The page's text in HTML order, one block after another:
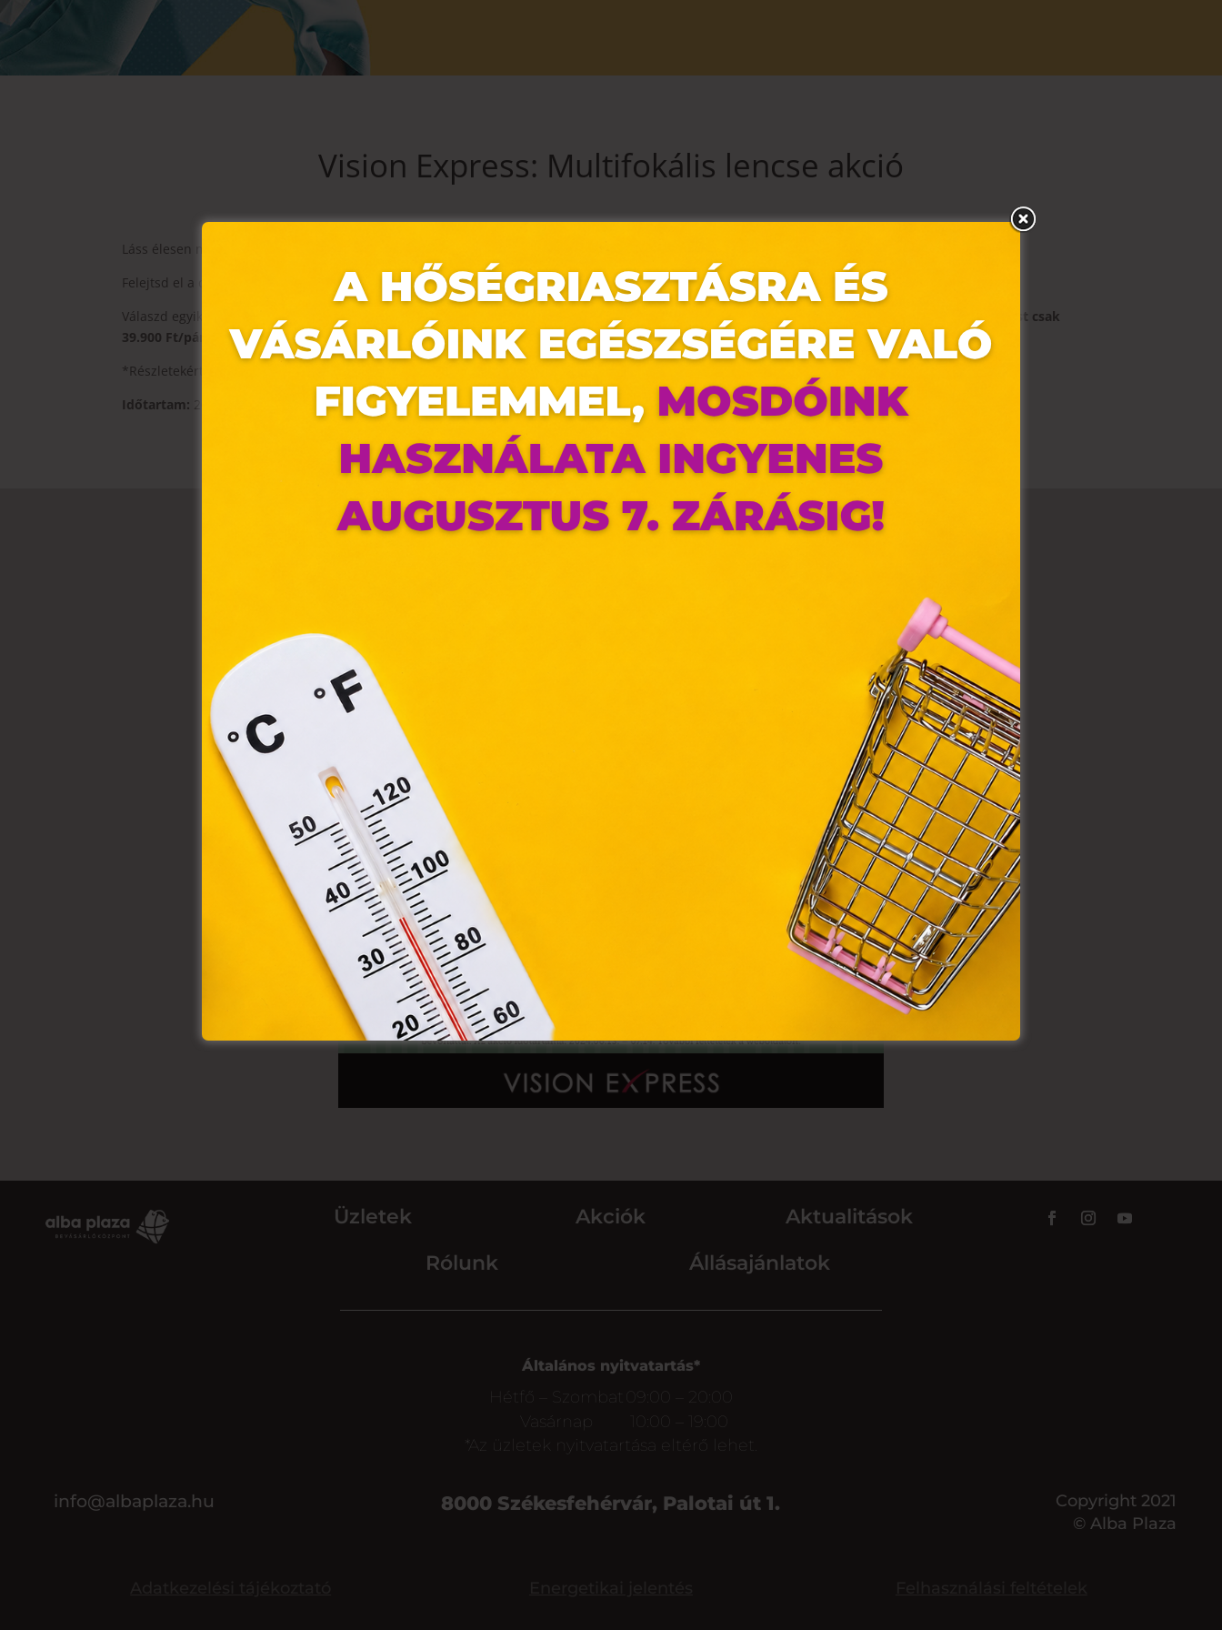
Vision Express: Multifokális lencse akció
Láss élesen minden távolságra!
Felejtsd el a cserélgetést és maradj stílusos egyetlen multifokális szemüveggel!
Válaszd egyik legnépszerűbb multifokális szemüveglencsénket minden távolságra, kényelmi bevonatokkal, új szemüvegedbe
80.200 Ft helyett, most csak
39.900 Ft/pár* áron!
*Részletekért kattints ide:
Időtartam: 2024.06.13.-07.14.
Üzletek Akciók
Aktualitások
Rólunk
Állásajánlatok
Általános nyitvatartás*
Hétfő – Szombat
09:00 – 20:00
Vasárnap
10:00 – 19:00
*Az üzletek nyitvatartása eltérő lehet.
info@albaplaza.hu 8000 Székesfehérvár, Palotai út 1.
Copyright 2021
© Alba Plaza
Ez az oldal sütiket használ
Weboldalunkon „cookie"-kat (továbbiakban „süti") alkalmazunk. Ezek olyan
fájlok, melyek információt tárolnak webes böngészőjében. Ehhez az Ön
weblapoknak, melyek az Európai Unió országain belül működnek, a „sütik"
használatához, és ezeknek a felhasználó számítógépén vagy egyéb
eszközén történő tárolásához a felhasználók hozzájárulását kell kérniük.